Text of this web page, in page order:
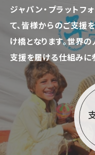
ジャパン・プラット
て、皆様からのご支援
け橋となります。世界の
支援を届ける仕組みに